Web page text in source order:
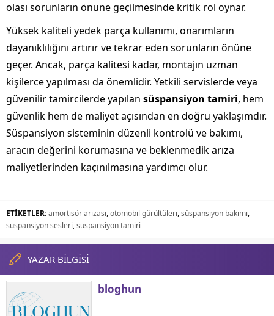
olası sorunların önüne geçilmesinde kritik rol oynar.
Yüksek kaliteli yedek parça kullanımı, onarımların
dayanıklılığını artırır ve tekrar eden sorunların önüne
geçer. Ancak, parça kalitesi kadar, montajın uzman
kişilerce yapılması da önemlidir. Yetkili servislerde veya
güvenilir tamircilerde yapılan süspansiyon tamiri, hem
güvenlik hem de maliyet açısından en doğru yaklaşımdır.
Süspansiyon sisteminin düzenli kontrolü ve bakımı,
aracın değerini korumasına ve beklenmedik arıza
maliyetlerinden kaçınılmasına yardımcı olur.
ETİKETLER:amortisör arızası,otomobil gürültüleri,süspansiyon bakımı,
süspansiyon sesleri,süspansiyon tamiri
YAZAR BİLGİSİ
bloghun